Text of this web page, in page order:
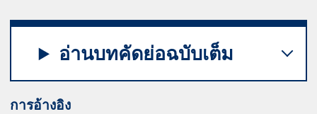
อ่านบทคัดย่อฉบับเต็ม
การอ้างอิง